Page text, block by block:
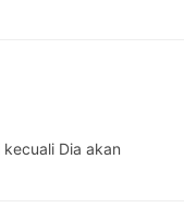
Dia akan